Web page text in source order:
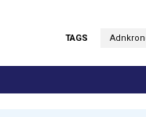
TAGS